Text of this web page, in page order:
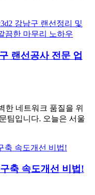
랜선공사 전문 업
한 네트워크 품질을 위
팀입니다. 오늘은 서울
축 속도개선 비법!